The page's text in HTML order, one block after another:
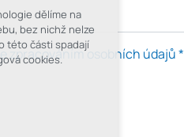
zpracováním osobních údajů *
cookiesdělíme na
bez nichž nelze
této části spadají
cookies.